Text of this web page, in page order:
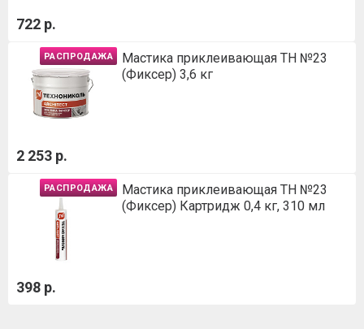
722 р.
РАСПРОДАЖА
Мастика приклеивающая ТН №23
(Фиксер) 3,6 кг
2 253 р.
РАСПРОДАЖА
Мастика приклеивающая ТН №23
(Фиксер) Картридж 0,4 кг, 310 мл
398 р.